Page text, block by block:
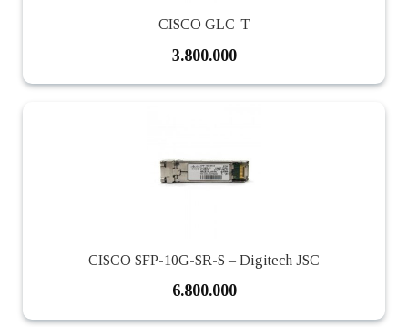
CISCO GLC-T
3.800.000
CISCO SFP-10G-SR-S – Digitech JSC
6.800.000